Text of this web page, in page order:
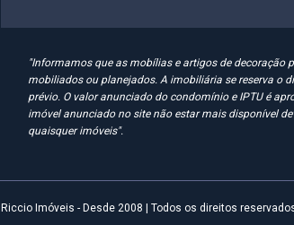
"Informamos que as mobílias e artigos de decoração
mobiliados ou planejados. A imobiliária se reserva o
prévio. O valor anunciado do condomínio e IPTU é
imóvel anunciado no site não estar mais disponível
quaisquer imóveis".
Riccio Imóveis - Desde 2008 | Todos os direitos